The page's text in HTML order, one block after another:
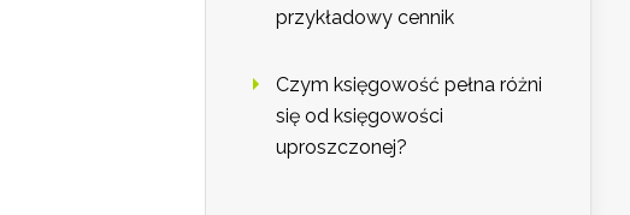
przykładowy cennik
Czym księgowość pełna różni
się od księgowości
uproszczonej?